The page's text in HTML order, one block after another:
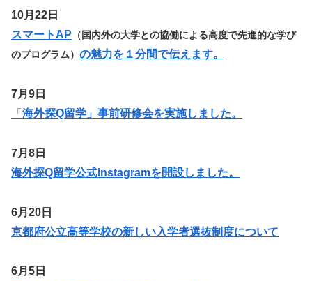
10月22日
スマートAP （国内外の大学との協働による高度で先進的な学び
のプログラム） の魅力を１分間で伝えます。
7月9日
「 海外探Q留学」事前研修会を実施しました。
7月8日
海外探Q留学公式Instagramを開設しました。
6月20日
京都府公立高等学校の新しい入学者選抜制度について
6月5日